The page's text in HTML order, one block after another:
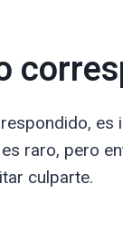
raro, pero
culparte.